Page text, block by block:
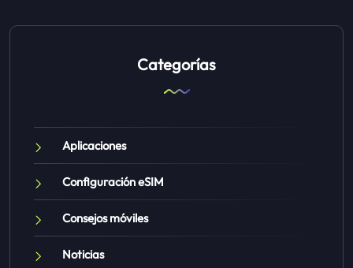
Categorías
Aplicaciones
Configuración eSIM
Consejos móviles
Noticias